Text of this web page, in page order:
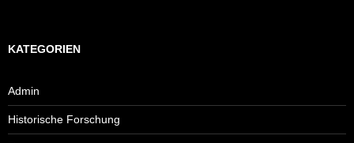
KATEGORIEN
Admin
Historische Forschung